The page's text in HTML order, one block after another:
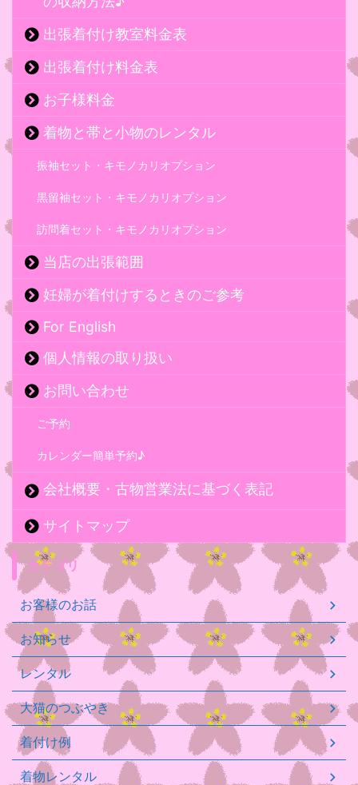
出張着付け教室料金表
出張着付け料金表
お子様料金
着物と帯と小物のレンタル
振袖セット・キモノカリオプション
黒留袖セット・キモノカリオプション
訪問着セット・キモノカリオプション
当店の出張範囲
妊婦が着付けするときのご参考
For English
個人情報の取り扱い
お問い合わせ
ご予約
カレンダー簡単予約♪
会社概要・古物営業法に基づく表記
サイトマップ
カテゴリ
お客様のお話
お知らせ
レンタル
大猫のつぶやき
着付け例
着物レンタル